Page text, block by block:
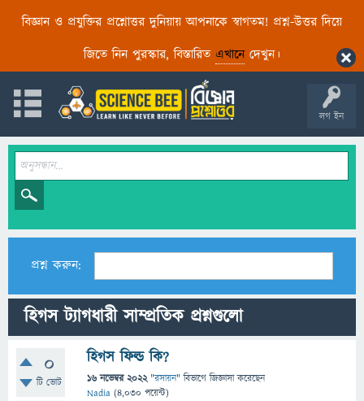
বিজ্ঞান ও প্রযুক্তির প্রশ্নোত্তর দুনিয়ায় আপনাকে স্বাগতম! প্রশ্ন-উত্তর দিয়ে
জিতে নিন পুরস্কার, বিস্তারিত এখানেদেখুন।
লগ ইন
প্রশ্ন করুন:
হিগস ট্যাগধারী সাম্প্রতিক প্রশ্নগুলো
0
টি ভোট
হিগস ফিল্ড কি?
16 নভেম্বর 2022 "রসায়ন" বিভাগে জিজ্ঞাসাকরেছেন
Nadia (4,030 পয়েন্ট)